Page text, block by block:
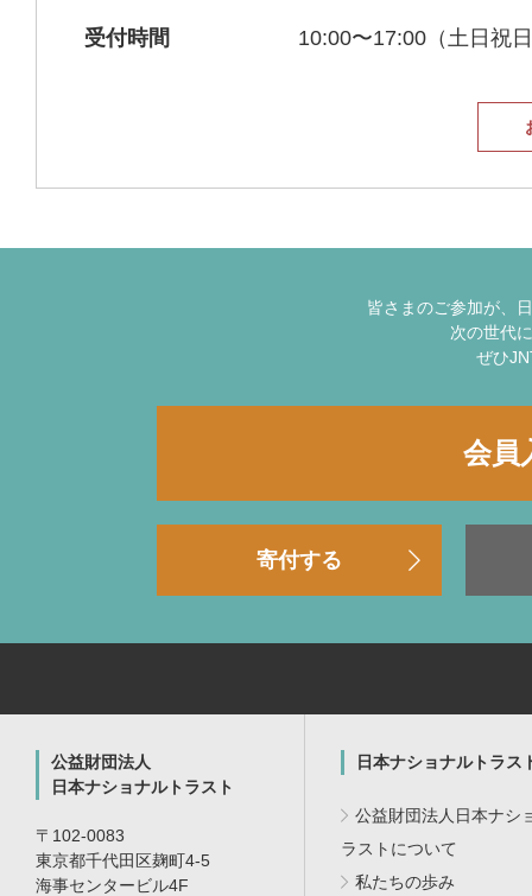
受付時間 10:00〜17:00（土日祝
皆さまのご参加が、
次の世代
ぜひ
会員
寄付する
公益財団法人
日本ナショナルトラスト
〒102-0083
東京都千代田区麹町4-5
海事センタービル4F
日本ナショナルトラス
公益財団法人日本ナシ
ラストについて
私たちの歩み